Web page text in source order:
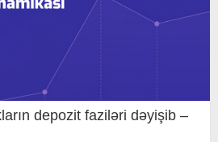
depozit faziləri dəyişib –